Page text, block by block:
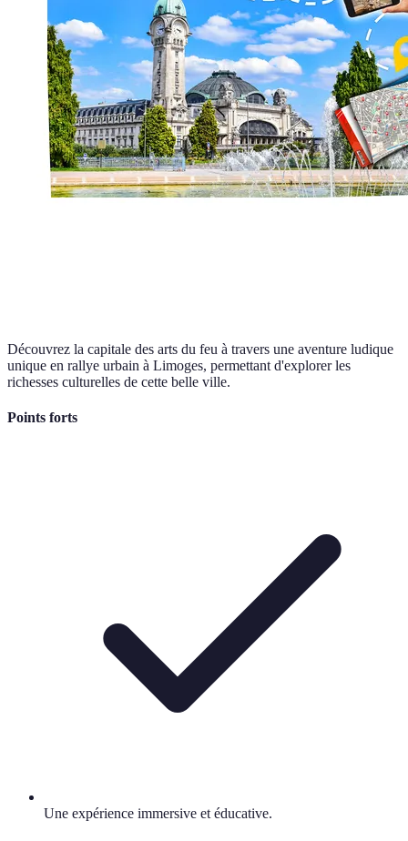
Découvrez la capitale des arts du feu à travers une aventure ludique
unique en rallye urbain à Limoges, permettant d'explorer les
richesses culturelles de cette belle ville.
Points forts
Une expérience immersive et éducative.